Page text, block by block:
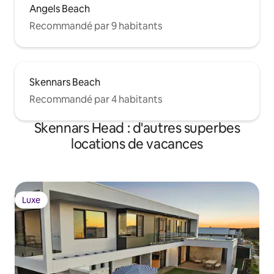
Angels Beach
Recommandé par 9 habitants
Skennars Beach
Recommandé par 4 habitants
Skennars Head : d'autres superbes
locations de vacances
Luxe
Luxe